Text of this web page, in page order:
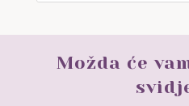
Možda će